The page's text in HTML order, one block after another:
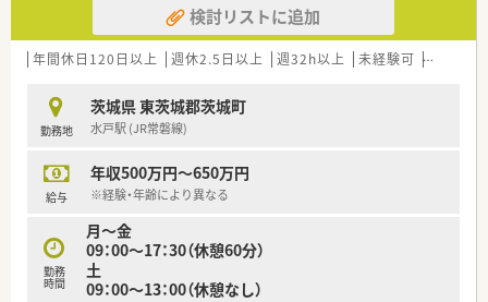
検討リストに追加
年間休日120日以上 週休2.5日以上 週32h以上 未経験可 ブランク
勤務地
茨城県 東茨城郡茨城町
水戸駅 (JR常磐線)
給与
年収500万円～650万円
※経験・年齢により異なる
勤務
時間
月～金
09：00～17：30（休憩60分）
土
09：00～13：00（休憩なし）